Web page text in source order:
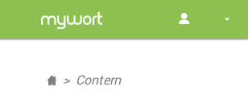
Contern